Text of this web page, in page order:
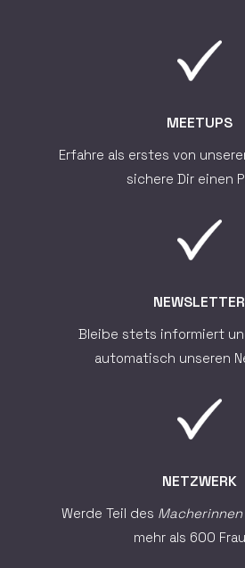
MEETUPS
Erfahre als erstes von
sichere Dir einen
NEWSLETTER
Bleibe stets informiert
automatisch unseren
NETZWERK
Werde Teil des Macherinnen
mehr als 600